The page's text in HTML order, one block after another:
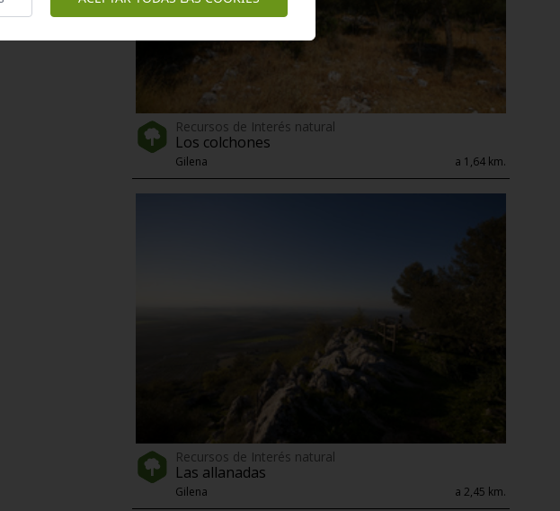
Recursos de Interés natural
Los colchones
Gilena a 1,64 km.
Recursos de Interés natural
Las allanadas
Gilena a 2,45 km.